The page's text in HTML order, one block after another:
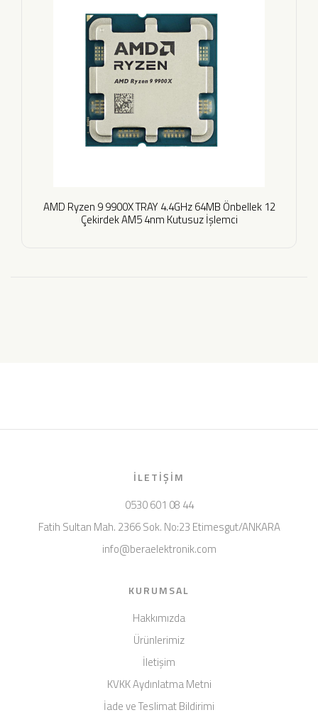
AMD Ryzen 9 9900X TRAY 4.4GHz 64MB Önbellek 12
Çekirdek AM5 4nm Kutusuz İşlemci
İLETIŞIM
0530 601 08 44
Fatih Sultan Mah. 2366 Sok. No:23 Etimesgut/ANKARA
info@beraelektronik.com
KURUMSAL
Hakkımızda
Ürünlerimiz
İletişim
KVKK Aydınlatma Metni
İade ve Teslimat Bildirimi